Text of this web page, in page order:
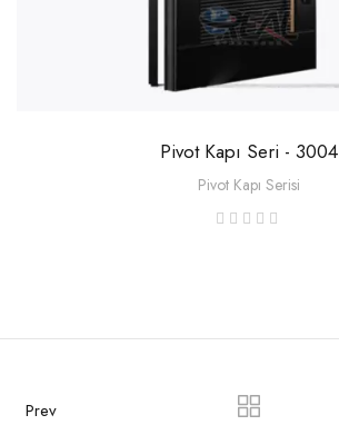
Pivot Kapı Seri - 3004
Pivot Kapı Serisi
Prev